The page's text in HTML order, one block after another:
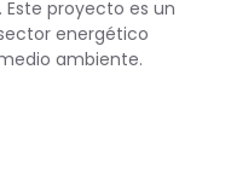
proyecto es un
energético
ambiente.